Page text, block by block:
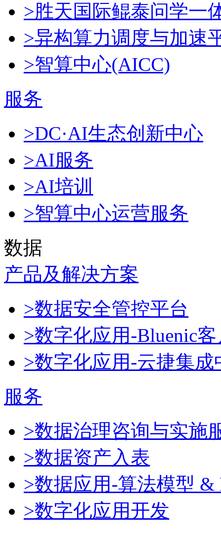
>胜天国际鲲泰问学一
>异构算力调度与加速
>智算中心(AICC)
服务
>DC·AI生态创新中心
>AI服务
>AI培训
>智算中心运营服务
数据
产品及解决方案
>数据安全管控平台
>数字化应用-Bluenic
>数字化应用-云捷集成
服务
>数据治理咨询与实施
>数据资产入表
>数据应用-算法模型 &
>数字化应用开发